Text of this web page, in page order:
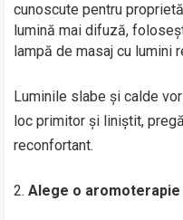
cunoscute pentru
lumină mai difuză,
lampă de masaj cu lumini
Luminile slabe și calde
loc primitor și liniștit,
reconfortant.
Alege o